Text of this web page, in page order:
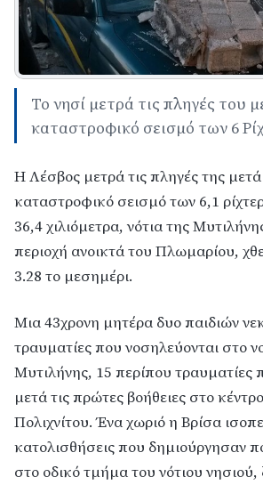
Το νησί μετρά τις πληγές του
καταστροφικό σεισμό των 6
Η Λέσβος μετρά τις πληγές της
καταστροφικό σεισμό των 6,1
36,4 χιλιόμετρα, νότια της
περιοχή ανοικτά του Πλωμαρίου,
3.28 το μεσημέρι.
Μια 43χρονη μητέρα δυο παιδιών
τραυματίες που νοσηλεύονται στο
Μυτιλήνης, 15 περίπου
μετά τις πρώτες βοήθειες στο
Πολιχνίτου. Ένα χωριό η Βρίσα
κατολισθήσεις που δημιούργησαν
στο οδικό τμήμα του νότιου νησιού,